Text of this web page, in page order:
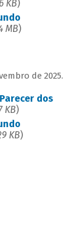
KB)
MB)
de 2025.
dos
KB)
KB)